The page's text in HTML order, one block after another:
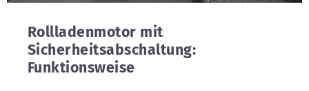
Rollladenmotor mit
Sicherheitsabschaltung:
Funktionsweise